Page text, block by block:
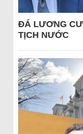
ĐÁ LƯƠNG
TỊCH NƯỚC